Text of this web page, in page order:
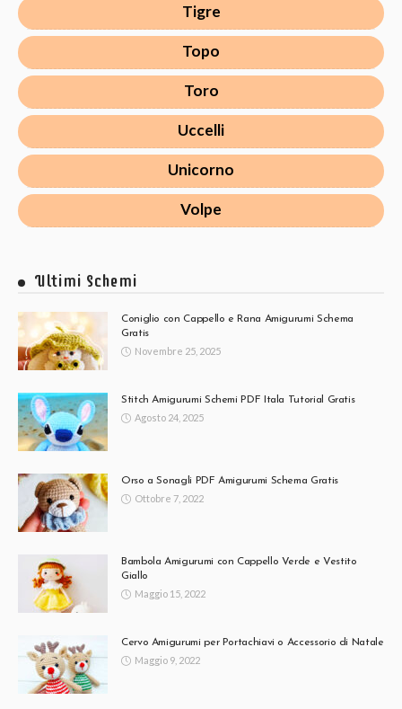
Tigre
Topo
Toro
Uccelli
Unicorno
Volpe
Ultimi Schemi
Coniglio con Cappello e Rana Amigurumi Schema
Gratis
Novembre 25, 2025
Stitch Amigurumi Schemi PDF Itala Tutorial Gratis
Agosto 24, 2025
Orso a Sonagli PDF Amigurumi Schema Gratis
Ottobre 7, 2022
Bambola Amigurumi con Cappello Verde e Vestito
Giallo
Maggio 15, 2022
Cervo Amigurumi per Portachiavi o Accessorio di Natale
Maggio 9, 2022